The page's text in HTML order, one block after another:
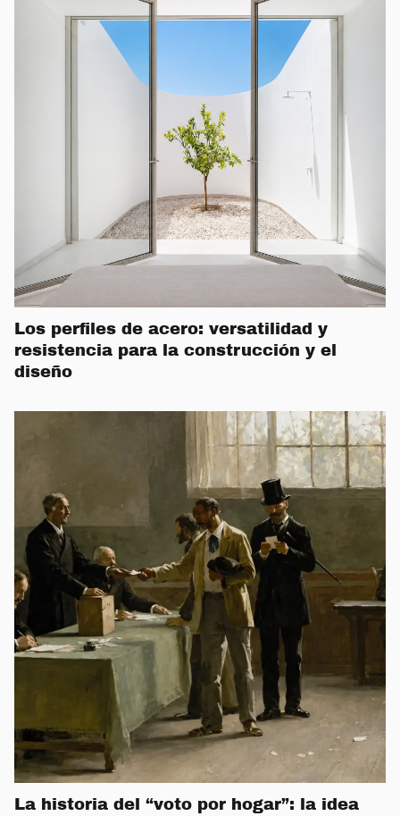
Los perfiles de acero: versatilidad y
resistencia para la construcción y el
diseño
La historia del “voto por hogar”: la idea